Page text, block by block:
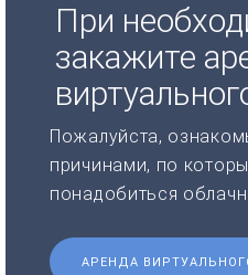
При
закажите
Пожалуйста,
причинами, по
понадобиться
АРЕНДА